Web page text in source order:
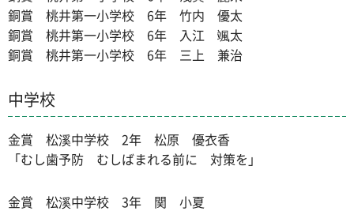
銅賞 桃井第一小学校 6年 竹内 優太
銅賞 桃井第一小学校 6年 入江 颯太
銅賞 桃井第一小学校 6年 三上 兼治
中学校
金賞 松溪中学校 2年 松原 優衣香
「むし歯予防 むしばまれる前に 対策を」
金賞 松溪中学校 3年 関 小夏